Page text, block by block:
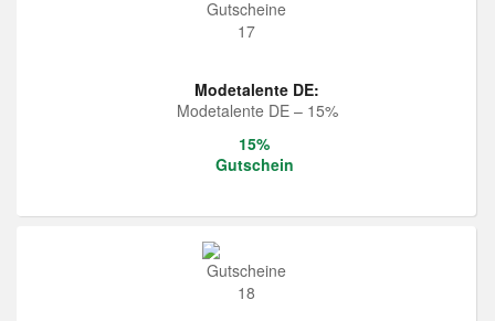
Modetalente DE:
Modetalente DE – 15%
15%
Gutschein